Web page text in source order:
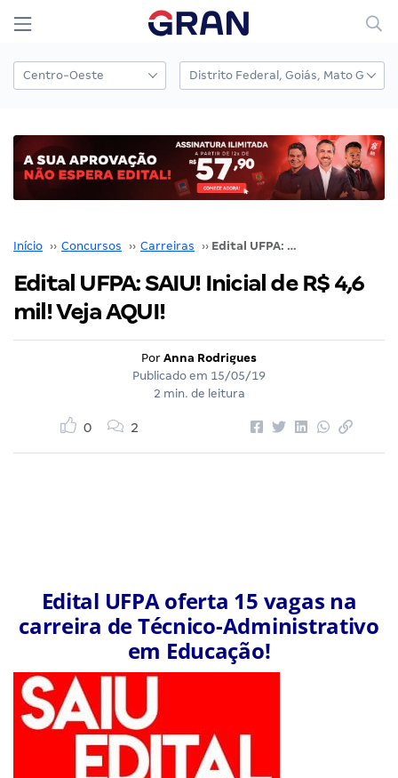
Início ›› Concursos ›› Carreiras ›› Edital UFPA: SAIU! Inicial de R$ 4,6 mil! Veja AQUI!
Edital UFPA: SAIU! Inicial de R$ 4,6
mil! Veja AQUI!
Por Anna Rodrigues
Publicado em 15/05/19
2 min. de leitura
0 2
Edital UFPA oferta 15 vagas na
carreira de Técnico-Administrativo
em Educação!